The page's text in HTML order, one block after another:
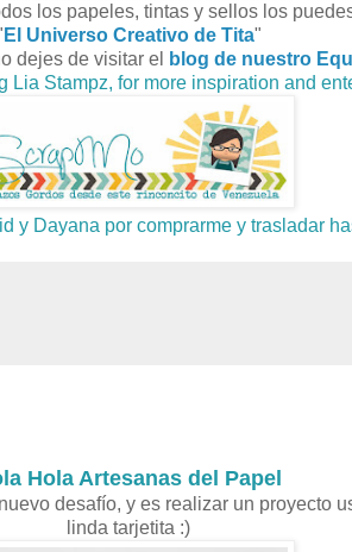
los papeles, tintas y sellos los
El Universo Creativo de Tita"
dejes de visitar el
blog de nuestro
Lia Stampz, for more inspiration and
y Dayana por comprarme y trasladar
Hola Artesanas del Papel
desafío, y es realizar un proyecto
linda tarjetita :)